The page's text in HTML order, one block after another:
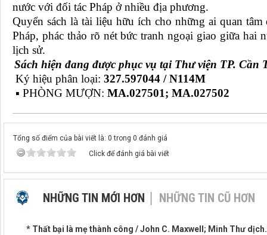
nước với đối tác Pháp ở nhiều địa phương.
Quyển sách là tài liệu hữu ích cho những ai quan
Pháp, phác thảo rõ nét bức tranh ngoại giao giữa hai
lịch sử.
Sách hiện đang được phục vụ tại Thư viện TP. Cần
Ký hiệu phân loại: 327.597044 / N114M
▪ PHÒNG MƯỢN: MA.027501; MA.027502
Tổng số điểm của bài viết là: 0 trong 0 đánh giá
Click để đánh giá bài viết
NHỮNG TIN MỚI HƠN NHỮNG TIN CŨ HƠN
* Thất bại là mẹ thành công / John C. Maxwell; Minh Thư